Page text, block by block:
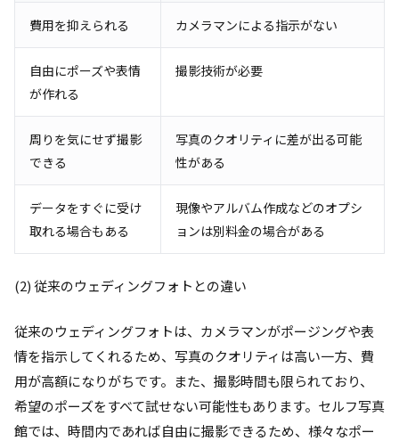
費用を抑えられる カメラマンによる指示がない
自由にポーズや表情
が作れる
撮影技術が必要
周りを気にせず撮影
できる
写真のクオリティに差が出る可能
性がある
データをすぐに受け
取れる場合もある
現像やアルバム作成などのオプシ
ョンは別料金の場合がある
(2) 従来のウェディングフォトとの違い
従来のウェディングフォトは、カメラマンがポージングや表
情を指示してくれるため、写真のクオリティは高い一方、費
用が高額になりがちです。また、撮影時間も限られており、
希望のポーズをすべて試せない可能性もあります。セルフ写真
館では、時間内であれば自由に撮影できるため、様々なポー